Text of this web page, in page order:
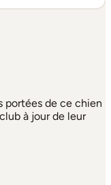
portées de ce chien
à jour de leur